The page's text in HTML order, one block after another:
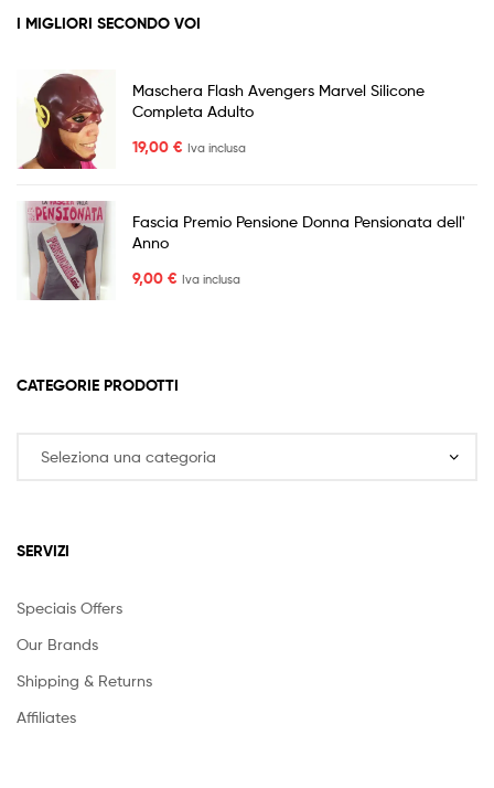
I MIGLIORI SECONDO VOI
Maschera Flash Avengers Marvel Silicone
Completa Adulto
19,00 € Iva inclusa
Fascia Premio Pensione Donna Pensionata dell'
Anno
9,00 € Iva inclusa
CATEGORIE PRODOTTI
SERVIZI
Speciais Offers
Our Brands
Shipping & Returns
Affiliates